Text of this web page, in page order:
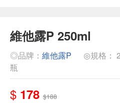
維他露P 250ml
◎品牌： 維他露P
◎規格：
瓶
$ 178 $188